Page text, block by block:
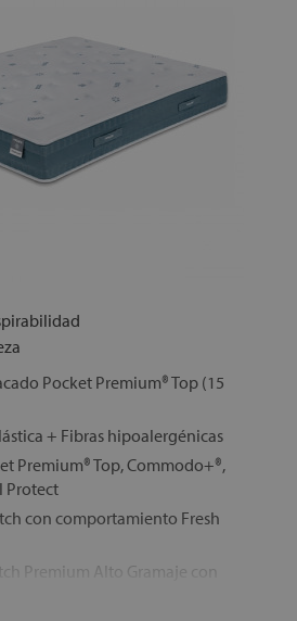
un descanso
lados de la cama. Así si uno de
mucho durante la noche, el
su descanso afectada por este
Pocket Premium® Top (15
+ Fibras hipoalergénicas
Premium® Top, Commodo+®,
Protect
con comportamiento Fresh
Premium Alto Gramaje con